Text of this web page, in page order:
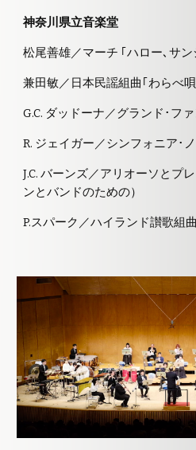
神奈川県立音楽堂
松尾善雄／マーチ ｢ハロー､サ
兼田敏／日本民謡組曲｢わらべ
G.C. ダッドーナ／グランド･フ
R. ジェイガー／シンフォニア･
J.C. バーンズ／アリオーソとプ
ンとバンドのための）
P.スパーク／ハイランド讃歌組曲